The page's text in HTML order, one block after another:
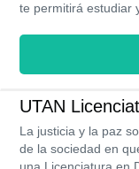
te permitirá estudiar
programas de
Oficial y acreditación
UTAN
La justicia y la paz
de la sociedad en